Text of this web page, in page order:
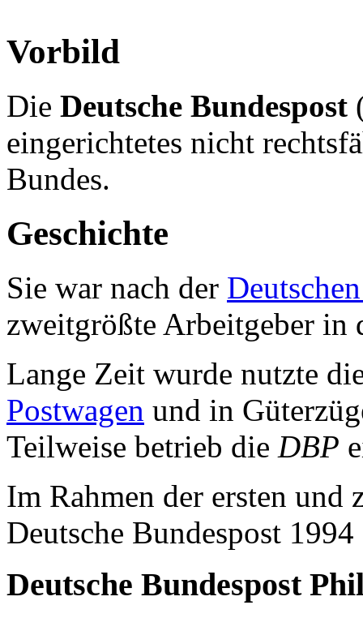
Vorbild
Die Deutsche Bundespost
eingerichtetes nicht
Bundes.
Geschichte
Sie war nach der
zweitgrößte Arbeitgeber in
Lange Zeit wurde nutzte
Postwagen und in
Teilweise betrieb die DBP
Im Rahmen der ersten und
Deutsche Bundespost
Deutsche Bundespost